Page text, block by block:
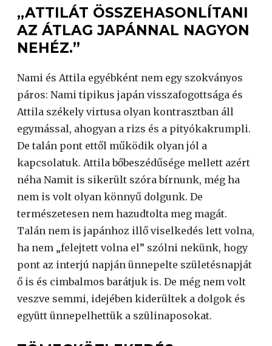
„ATTILÁT ÖSSZEHASONLÍTANI
AZ ÁTLAG JAPÁNNAL NAGYON
NEHÉZ.”
Nami és Attila egyébként nem egy szokványos
páros: Nami tipikus japán visszafogottsága és
Attila székely virtusa olyan kontrasztban áll
egymással, ahogyan a rizs és a pityókakrumpli.
De talán pont ettől működik olyan jól a
kapcsolatuk. Attila bőbeszédűsége mellett azért
néha Namit is sikerült szóra bírnunk, még ha
nem is volt olyan könnyű dolgunk. De
természetesen nem hazudtolta meg magát.
Talán nem is japánhoz illő viselkedés lett volna,
ha nem „felejtett volna el” szólni nekünk, hogy
pont az interjú napján ünnepelte születésnapját
ő is és cimbalmos barátjuk is. De még nem volt
veszve semmi, idejében kiderültek a dolgok és
együtt ünnepelhettük a szülinaposokat.